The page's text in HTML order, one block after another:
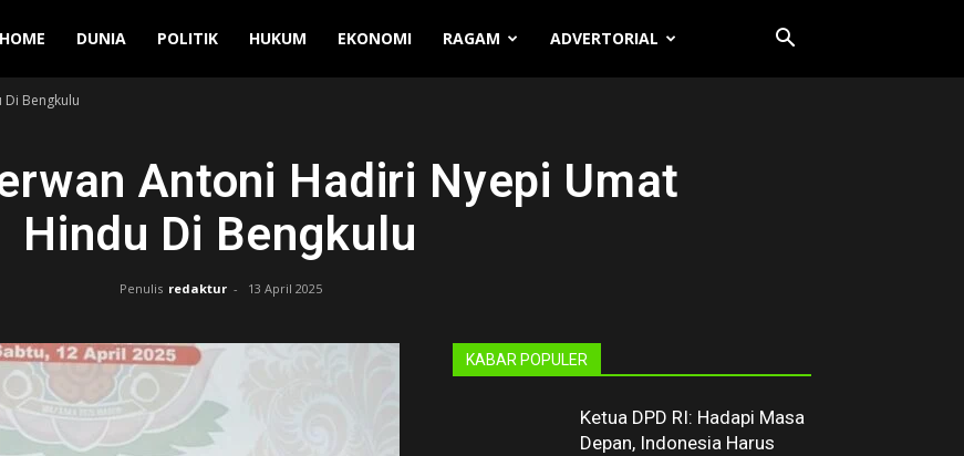
HOME DUNIA POLITIK HUKUM EKONOMI RAGAM ADVERTORIAL
Bengkulu
Antoni Hadiri Nyepi Umat
Hindu Di Bengkulu
Penulis redaktur - 13 April 2025
KABAR POPULER
Ketua DPD RI: Hadapi Masa
Depan, Indonesia Harus